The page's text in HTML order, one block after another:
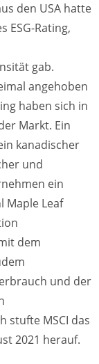
den USA hatte
ESG-Rating,
gab.
angehoben
haben sich in
Markt. Ein
kanadischer
und
ein
Maple Leaf
dem
und der
stufte MSCI das
2021 herauf.